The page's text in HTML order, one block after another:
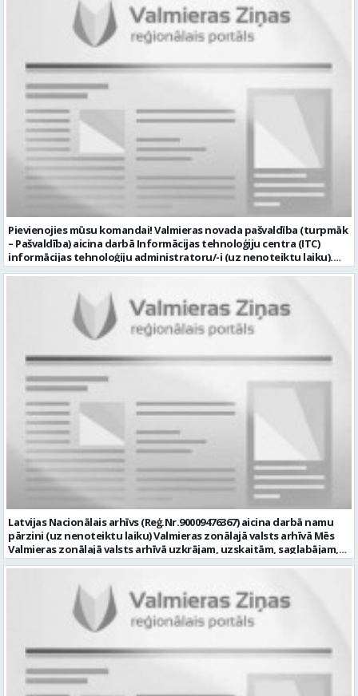
Pievienojies mūsu komandai! Valmieras novada pašvaldība (turpmāk
– Pašvaldība) aicina darbā Informācijas tehnoloģiju centra (ITC)
informācijas tehnoloģiju administratoru/-i (uz nenoteiktu laiku).
Darba vieta: Rūjienas un Naukšēnu apvienību teritorijās Ja Tev ir
(turpmāk – IKT) saistīto problēmu pieteikumu pārvaldību un
operatīvu risināšanu; nodrošināt datortehnikas lietotāju atbalstu
un ar to saistīto problēmsituāciju risināšanu; uzstādīt, konfigurēt,
diagnosticēt un modernizēt Pašvaldības iestāžu datortehniku,
datortīklus un programmatūru, novērst kļūmes to darbībā;
kontrolēt ārējo pakalpojumu sniedzēju darbu izpildi Pašvaldības
iestādēs infrastruktūras uzturēšanā; sagatavot priekšlikumus par
IKT nomaiņu un efektīvāku izmantošanu; un ja Tev ir: vismaz vidējā
profesionālā izglītība informācijas tehnoloģiju jomā; darba
pieredze (ar informācijas tehnoloģijām saistītā jomā); izpratne par
datortehnikas un biroja tehnikas uzbūvi un problēmu risināšanas
secību; izpratne par datortīkla uzbūvi, tīkla iekārtu darbības
principiem; valsts valodas prasmes atbilstoši Valsts valodas likuma
prasībām; kompetences: ļoti labas organizatoriskās un saskarsmes
spējas, argumentācijas prasme; prasme patstāvīgi pieņemt
lēmumus; analītiskās spējas; augsta atbildības sajūta; precizitāte;
un piedāvāt jaunus risinājumus; mēs piedāvājam: dinamisku,
interesantu un atbildīgu darbu un ideju īstenošanas iespējas uz
attīstību vērstā Pašvaldībā; pamatalgu pārbaudes laikā 1258,- EUR
pirms nodokļu nomaksas, pēc pārbaudes laika 1310,- EUR pirms
nodokļu nomaksas; iespēju saņemt atvaļinājuma pabalstu darba un
dzīves līdzsvaram par labu darba sniegumu; darba devēja
līdzfinansētu veselības apdrošināšanu pēc pārbaudes laika beigām,
kā arī citas sociālās garantijas/labumus atbilstoši darba rezultātam
un normatīvajos aktos noteiktajam; profesionālās pilnveidošanās
un izaugsmes iespējas zinošu un atsaucīgu kolēģu komandā. CV,
burtu lielumu “11”) un izglītības dokumenta kopiju, lūdzam iesniegt
elektroniski, nosūtot uz personals@valmierasnovads.lv vai
Latvijas Nacionālais arhīvs (Reģ.Nr.90009476367) aicina darbā namu
pārzini (uz nenoteiktu laiku) Valmieras zonālajā valsts arhīvā Mēs
Valmieras zonālajā valsts arhīvā uzkrājam, uzskaitām, saglabājam,
darām pieejamu un popularizējam nacionālo dokumentāro
Valkas, Smiltenes un Limbažu novadi. Aicinām savai komandai
pievienoties čaklu, rūpīgu un atbildīgu kolēģi namu pārziņa amatā,
kurš rūpētos par mūsu darba vietu Valmierā, Cempu ielā 13. Piesakies
un pievienojies mūsu kolektīvam! Mums ir svarīgi, lai Tev ir: • vismaz
vidējā vai vidējā profesionālā izglītība; • profesionāla pieredze
saimniecisko darbu veikšanā, vēlams ēku vai namu
apsaimniekošanas jomā; • labas iemaņas darbā ar datoru (MS Office,
tīmekļa pārlūkprogrammās, e pasts); • valsts valodas prasmes